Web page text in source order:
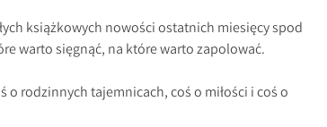
książkowych nowości ostatnich miesięcy spod
warto sięgnąć, na które warto zapolować.
o rodzinnych tajemnicach, coś o miłości i coś o